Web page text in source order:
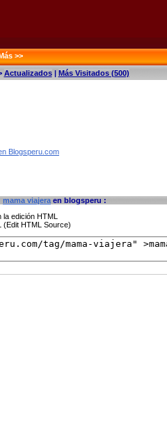
>>
Actualizados| Más Visitados (500)
Blogsperu.com
mama viajera en blogsperu :
edición HTML
(Edit HTML Source)